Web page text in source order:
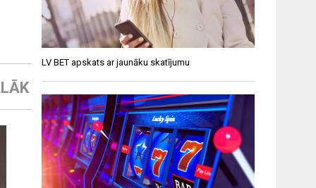
LV BET apskats ar jaunāku skatījumu